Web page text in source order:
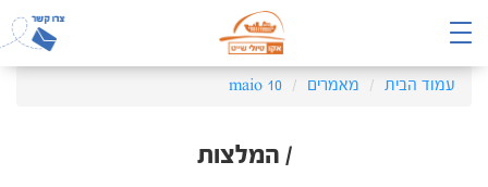
עמוד הבית מאמרים maio 10
/ המלצות